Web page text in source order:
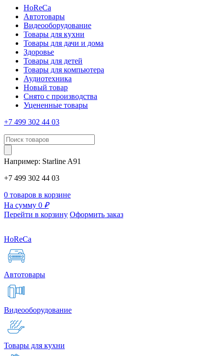
HoReCa
Автотовары
Видеооборудование
Товары для кухни
Товары для дачи и дома
Здоровье
Товары для детей
Товары для компьютера
Аудиотехника
Новый товар
Снято с производства
Уцененные товары
+7 499 302 44 03
Например: Starline A91
+7 499 302 44 03
0 товаров в корзине
На сумму 0 ₽
Перейти в корзину Оформить заказ
HoReCa
Автотовары
Видеооборудование
Товары для кухни